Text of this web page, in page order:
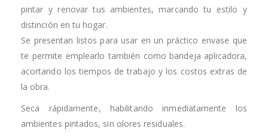
pintar y renovar tus ambientes, marcando tu estilo y
distinción en tu hogar.
Se presentan listos para usar en un práctico envase que
te permite emplearlo también como bandeja aplicadora,
acortando los tiempos de trabajo y los costos extras de
la obra.
Seca rápidamente, habilitando inmediatamente los
ambientes pintados, sin olores residuales.